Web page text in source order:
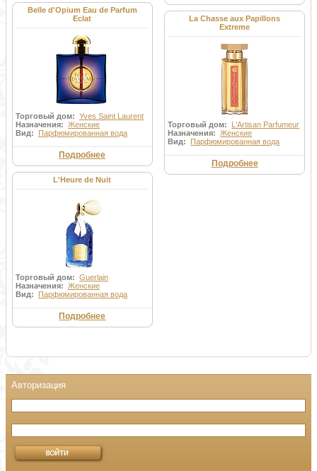
Belle d'Opium Eau de Parfum
Eclat
Торговый дом: Yves Saint Laurent
Назначения: Женские
Вид:
Парфюмированная вода
Подробнее
La Chasse aux Papillons
Extreme
Торговый дом:
L'Artisan Parfumeur
Назначения:Женские
Вид:
Парфюмированная вода
Подробнее
L'Heure de Nuit
Торговый дом: Guerlain
Назначения: Женские
Вид:
Парфюмированная вода
Подробнее